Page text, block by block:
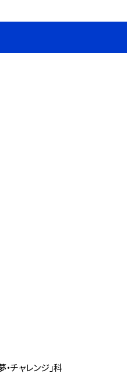
チャレンジ」科